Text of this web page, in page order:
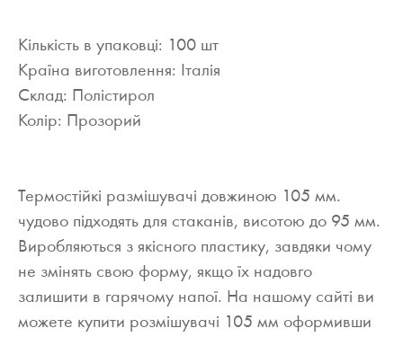
Кількість в упаковці: 100 шт
Країна виготовлення: Італія
Склад: Полістирол
Колір: Прозорий
Термостійкі размішувачі довжиною 105 мм.
чудово підходять для стаканів, висотою до 95 мм.
Виробляються з якісного пластику, завдяки чому
не змінять свою форму, якщо їх надовго
залишити в гарячому напої. На нашому сайті ви
можете купити розмішувачі 105 мм оформивши